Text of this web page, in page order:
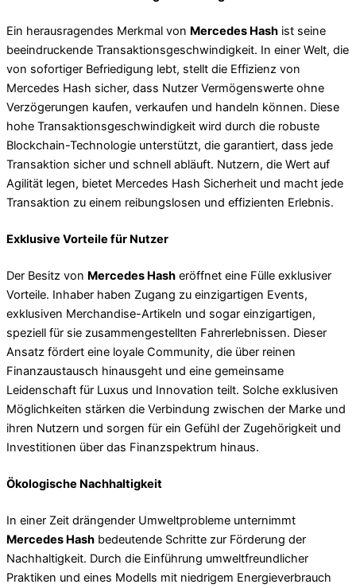
Ein herausragendes Merkmal von Mercedes Hash ist seine
beeindruckende Transaktionsgeschwindigkeit. In einer Welt, die
von sofortiger Befriedigung lebt, stellt die Effizienz von
Mercedes Hash sicher, dass Nutzer Vermögenswerte ohne
Verzögerungen kaufen, verkaufen und handeln können. Diese
hohe Transaktionsgeschwindigkeit wird durch die robuste
Blockchain-Technologie unterstützt, die garantiert, dass jede
Transaktion sicher und schnell abläuft. Nutzern, die Wert auf
Agilität legen, bietet Mercedes Hash Sicherheit und macht jede
Transaktion zu einem reibungslosen und effizienten Erlebnis.
Exklusive Vorteile für Nutzer
Der Besitz von Mercedes Hash eröffnet eine Fülle exklusiver
Vorteile. Inhaber haben Zugang zu einzigartigen Events,
exklusiven Merchandise-Artikeln und sogar einzigartigen,
speziell für sie zusammengestellten Fahrerlebnissen. Dieser
Ansatz fördert eine loyale Community, die über reinen
Finanzaustausch hinausgeht und eine gemeinsame
Leidenschaft für Luxus und Innovation teilt. Solche exklusiven
Möglichkeiten stärken die Verbindung zwischen der Marke und
ihren Nutzern und sorgen für ein Gefühl der Zugehörigkeit und
Investitionen über das Finanzspektrum hinaus.
Ökologische Nachhaltigkeit
In einer Zeit drängender Umweltprobleme unternimmt
Mercedes Hash bedeutende Schritte zur Förderung der
Nachhaltigkeit. Durch die Einführung umweltfreundlicher
Praktiken und eines Modells mit niedrigem Energieverbrauch